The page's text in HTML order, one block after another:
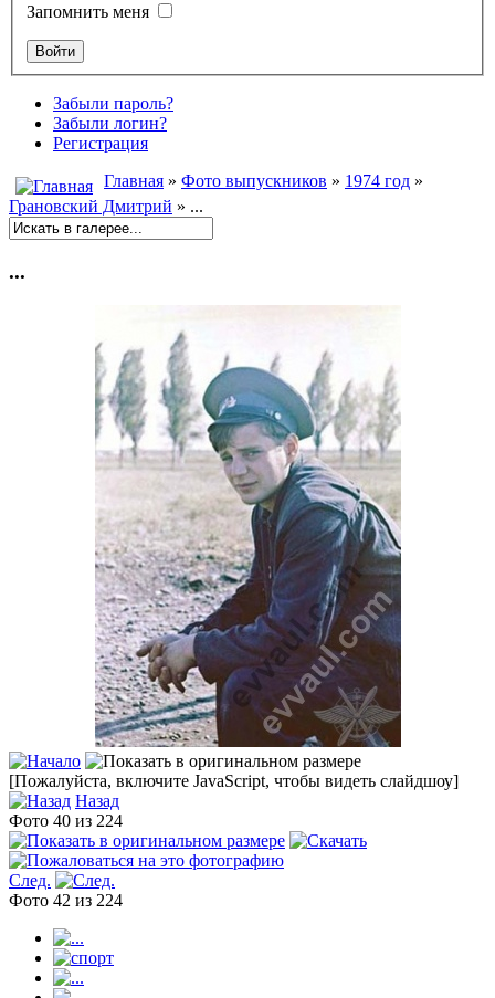
Запомнить меня
Забыли пароль?
Забыли логин?
Регистрация
Главная » Фото выпускников » 1974 год »
Грановский Дмитрий » ...
...
[Пожалуйста, включите JavaScript, чтобы видеть слайдшоу]
Назад
Фото 40 из 224
След.
Фото 42 из 224